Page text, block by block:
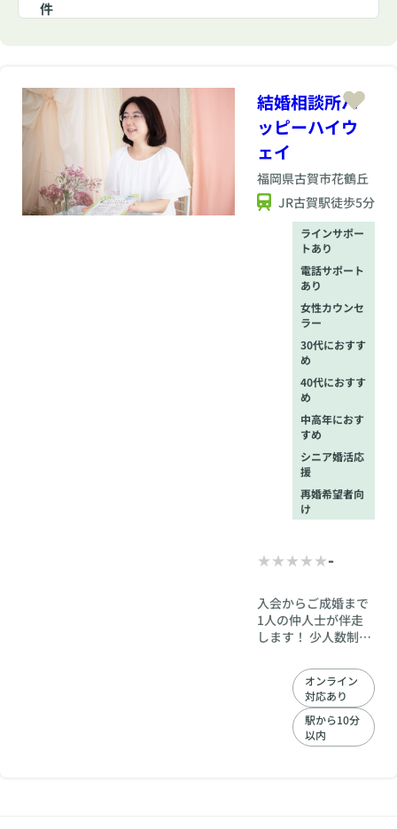
件
結婚相談所ハ
ッピーハイウ
ェイ
福岡県古賀市花鶴丘
JR古賀駅徒歩5分
ラインサポー
トあり
電話サポート
あり
女性カウンセ
ラー
30代におすす
め
40代におすす
め
中高年におす
すめ
シニア婚活応
援
再婚希望者向
け
-
入会からご成婚まで
1人の仲人士が伴走
します！ 少人数制で
トワークで結婚希望
者をご紹介します。
オンライン
対応あり
駅から10分
以内